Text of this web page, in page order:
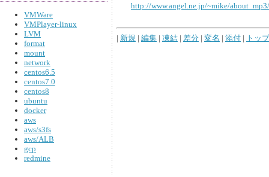
VMWare
VMPlayer-linux
LVM
format
mount
network
centos6.5
centos7.0
centos8
ubuntu
docker
aws
aws/s3fs
aws/ALB
gcp
redmine
http://www.angel.ne.jp/~mike/
| 新規 | 編集 | 凍結 | 差分 | 変名 | 添付 | トップ